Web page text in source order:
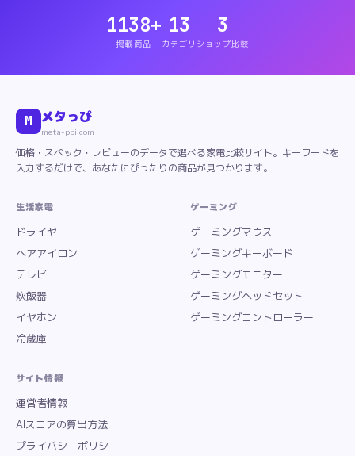
1138+
掲載商品
13
カテゴリ
3
ショップ比較
M メタっぴ
meta-ppi.com
価格・スペック・レビューのデータで選べる家電比較サイト。キーワードを
入力するだけで、あなたにぴったりの商品が見つかります。
生活家電
ドライヤー
ヘアアイロン
テレビ
炊飯器
イヤホン
冷蔵庫
ゲーミング
ゲーミングマウス
ゲーミングキーボード
ゲーミングモニター
ゲーミングヘッドセット
ゲーミングコントローラー
サイト情報
運営者情報
AIスコアの算出方法
プライバシーポリシー